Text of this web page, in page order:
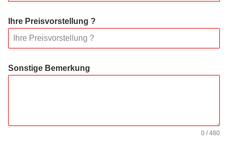
Ihre Preisvorstellung ?
Sonstige Bemerkung
0 / 480